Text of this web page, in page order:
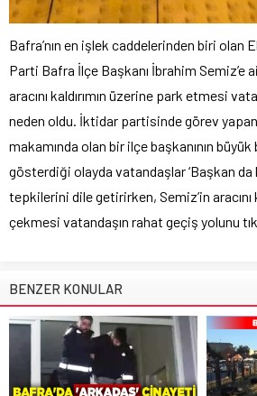
Bafra’nın en işlek caddelerinden biri olan
Parti Bafra İlçe Başkanı İbrahim Semiz’e
aracını kaldırımın üzerine park etmesi
neden oldu. İktidar partisinde görev
makamında olan bir ilçe başkanının büyük
gösterdiği olayda vatandaşlar ‘Başkan da
tepkilerini dile getirirken, Semiz’in aracını
çekmesi vatandaşın rahat geçiş yolunu
BENZER KONULAR